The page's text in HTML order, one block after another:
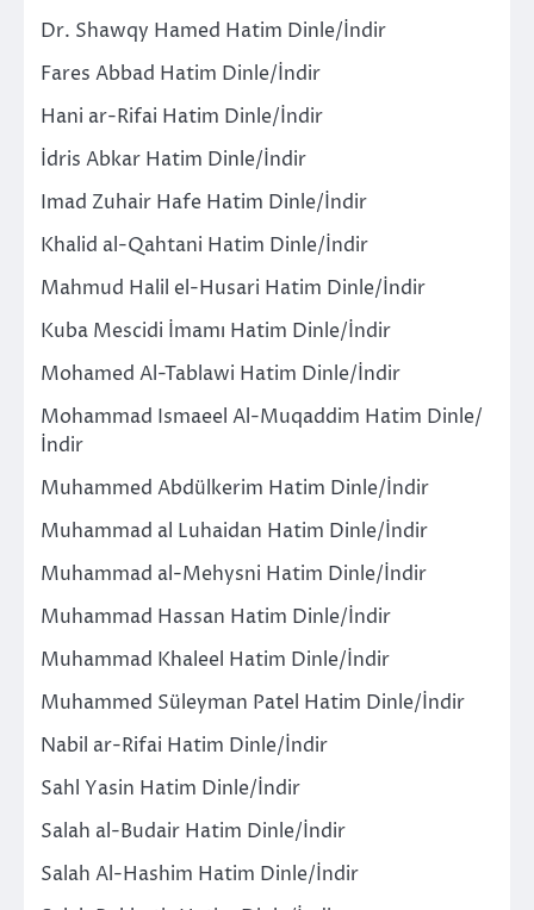
Dr. Shawqy Hamed Hatim Dinle/İndir
Fares Abbad Hatim Dinle/İndir
Hani ar-Rifai Hatim Dinle/İndir
İdris Abkar Hatim Dinle/İndir
Imad Zuhair Hafe Hatim Dinle/İndir
Khalid al-Qahtani Hatim Dinle/İndir
Mahmud Halil el-Husari Hatim Dinle/İndir
Kuba Mescidi İmamı Hatim Dinle/İndir
Mohamed Al-Tablawi Hatim Dinle/İndir
Mohammad Ismaeel Al-Muqaddim Hatim Dinle/
İndir
Muhammed Abdülkerim Hatim Dinle/İndir
Muhammad al Luhaidan Hatim Dinle/İndir
Muhammad al-Mehysni Hatim Dinle/İndir
Muhammad Hassan Hatim Dinle/İndir
Muhammad Khaleel Hatim Dinle/İndir
Muhammed Süleyman Patel Hatim Dinle/İndir
Nabil ar-Rifai Hatim Dinle/İndir
Sahl Yasin Hatim Dinle/İndir
Salah al-Budair Hatim Dinle/İndir
Salah Al-Hashim Hatim Dinle/İndir